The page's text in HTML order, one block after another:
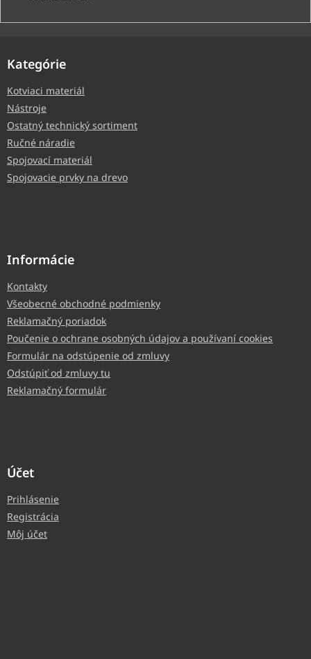
Kategórie
Kotviaci materiál
Nástroje
Ostatný technický sortiment
Ručné náradie
Spojovací materiál
Spojovacie prvky na drevo
Informácie
Kontakty
Všeobecné obchodné podmienky
Reklamačný poriadok
Poučenie o ochrane osobných údajov a používaní cookies
Formulár na odstúpenie od zmluvy
Odstúpiť od zmluvy tu
Reklamačný formulár
Účet
Prihlásenie
Registrácia
Môj účet